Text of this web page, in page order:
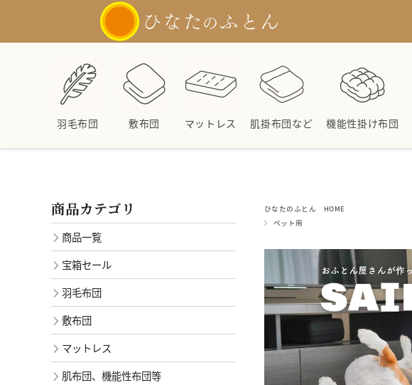
羽毛布団 敷布団 マットレス 肌掛布団など 機能性掛け布団
ひなたのふとん HOME
ペット用
商品カテゴリ
商品一覧
宝箱セール
羽毛布団
敷布団
マットレス
肌布団、機能性布団等